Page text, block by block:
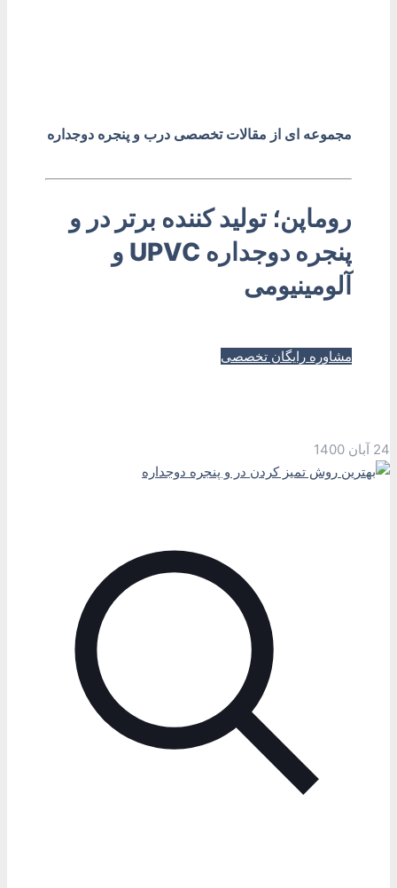
مجموعه ای از مقالات تخصصی درب و پنجره دوجداره
روماپن؛ تولید کننده برتر در و
پنجره دوجداره UPVC و
آلومینیومی
مشاوره رایگان تخصصی
24 آبان 1400